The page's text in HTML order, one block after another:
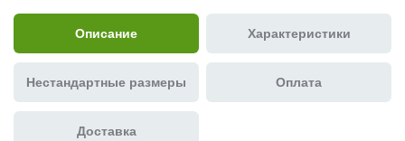
Описание Характеристики
Нестандартные размеры Оплата
Доставка